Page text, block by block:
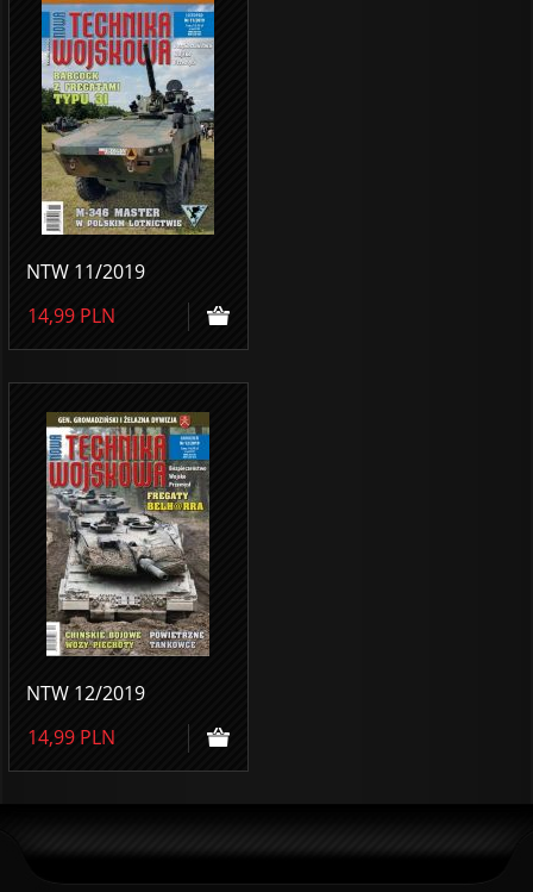
NTW 11/2019
14,99 PLN
NTW 12/2019
14,99 PLN